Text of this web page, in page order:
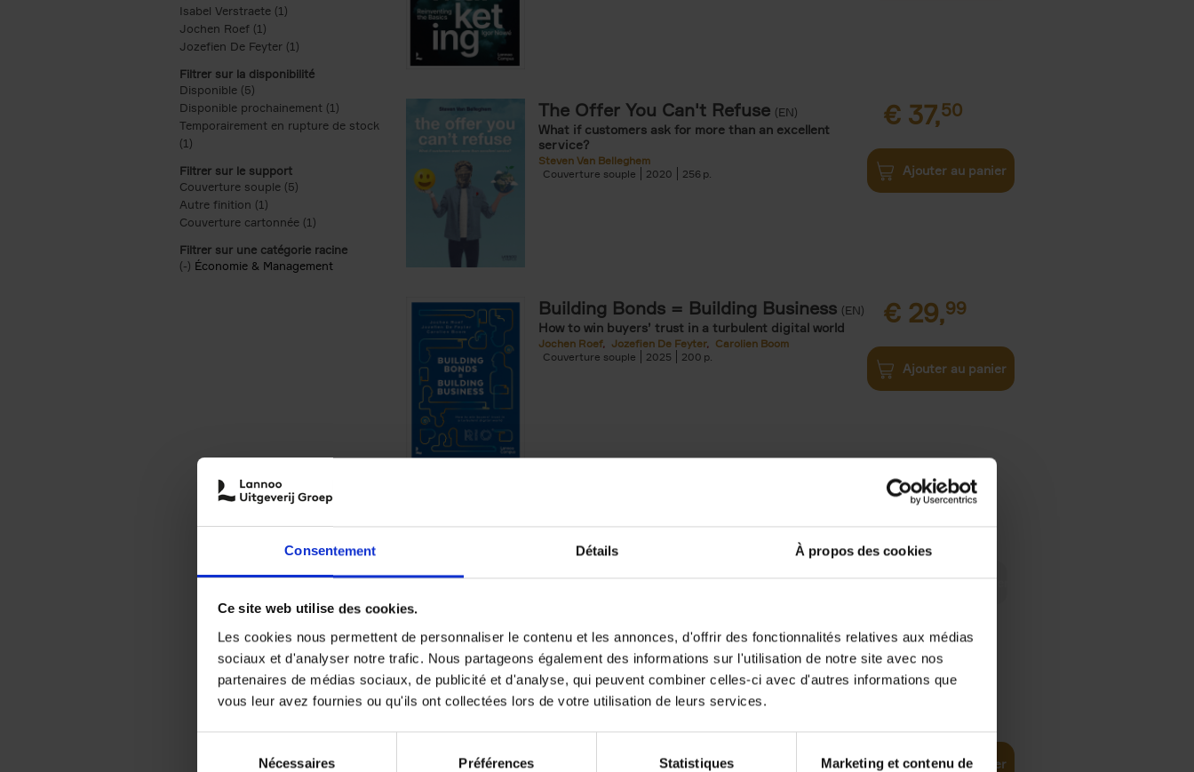
Consentement Détails À propos des cookies
Ce site web utilise des cookies.
Les cookies nous permettent de personnaliser le contenu et les annonces, d'offrir des fonctionnalités relatives aux médias
sociaux et d'analyser notre trafic. Nous partageons également des informations sur l'utilisation de notre site avec nos
partenaires de médias sociaux, de publicité et d'analyse, qui peuvent combiner celles-ci avec d'autres informations que
vous leur avez fournies ou qu'ils ont collectées lors de votre utilisation de leurs services.
Nécessaires Préférences Statistiques
Marketing et contenu de
Isabel Verstraete (1) Apply Isabel Verstraete filter
Jochen Roef (1)
Jozefien De Feyter (1) Apply Jozefien De Feyter filter
Filtrer sur la disponibilité
Disponible (5)
Disponible prochainement (1) Apply Disponible prochainement filter
Temporairement en rupture de stock
(1) Apply Temporairement en rupture de stock filter
Filtrer sur le support
Couverture souple (5) Apply Couverture souple filter
Autre finition (1)
Couverture cartonnée (1)
Filtrer sur une catégorie racine
(-) Remove Économie & Management filter
Économie & Management
The Offer You Can't Refuse (EN)
What if customers ask for more than an excellent
service?
Steven Van Belleghem
Couverture souple
2020 256
€ 37,50
Ajouter au panier
Building Bonds = Building Business (EN)
How to win buyers’ trust in a turbulent digital world
Jochen Roef Jozefien De Feyter
Carolien Boom
Couverture souple
2025 200
€ 29,99
Ajouter au panier
Hysteria (EN)
Develop and Implement a Winning Strategy as a
Gino Van Ossel
29,99
Digital marketing like a PRO -
completely revised edition (EN)
Ajouter au panier